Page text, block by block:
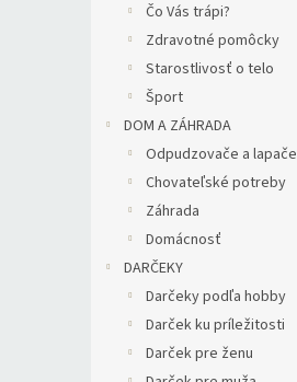
Čo Vás trápi?
Zdravotné pomôcky
Starostlivosť o telo
Šport
DOM A ZÁHRADA
Odpudzovače a lapače
Chovateľské potreby
Záhrada
Domácnosť
DARČEKY
Darčeky podľa hobby
Darček ku príležitosti
Darček pre ženu